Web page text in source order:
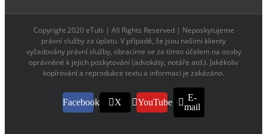
Copyright 2020 eTuls | All Rights Reserved | Neposkytujeme
právní služby za úplatu. V případě, že jsou našimi klienty
vyžadovány právní služby, obracíme se za tímto účelem na osoby
oprávněné k jejich poskytování (advokáty, notáře atd.). Jakékoliv
kopírování a reprodukce textu a informací je zakázáno.
Facebook X YouTube
E-
mail